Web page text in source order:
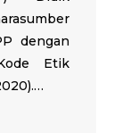
dengan
Etik